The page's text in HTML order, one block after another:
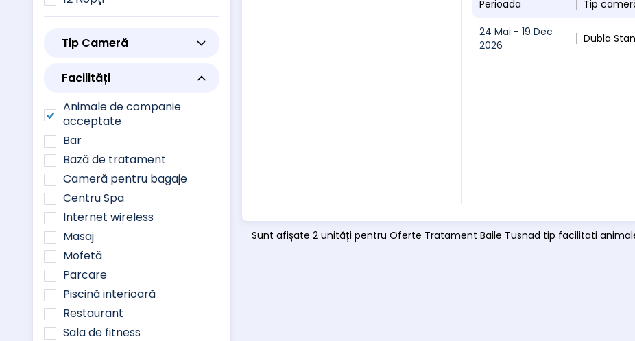
Tip Cameră
Facilități
Animale de companie
acceptate
Bar
Bază de tratament
Cameră pentru bagaje
Centru Spa
Internet wireless
Masaj
Mofetă
Parcare
Piscină interioară
Restaurant
Sala de fitness
Perioada Tip
24 Mai - 19 Dec
2026
Dubla
Sunt afișate 2 unități pentru Oferte Tratament Baile Tusnad tip facilitati